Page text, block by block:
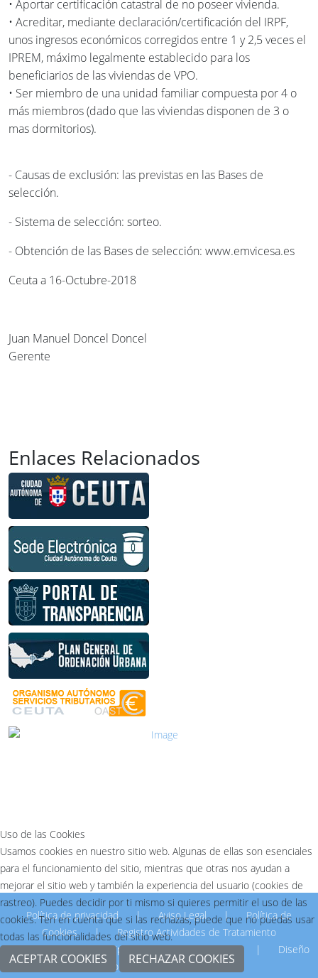
• Aportar certificación catastral de no poseer vivienda.
• Acreditar, mediante declaración/certificación del IRPF,
unos ingresos económicos corregidos entre 1 y 2,5 veces el
IPREM, máximo legalmente establecido para los
beneficiarios de las viviendas de VPO.
• Ser miembro de una unidad familiar compuesta por 4 o
más miembros (dado que las viviendas disponen de 3 o
mas dormitorios).
- Causas de exclusión: las previstas en las Bases de
selección.
- Sistema de selección: sorteo.
- Obtención de las Bases de selección: www.emvicesa.es
Ceuta a 16-Octubre-2018
Juan Manuel Doncel Doncel
Gerente
Enlaces Relacionados
Política de privacidad | Aviso Legal |
Política de
Cookies
|
Registro Actividades de Tratamiento
© 2026 Empresa Municipal de la Vivienda de Ceuta.
|
Diseño
Dpto.Informática EMVICESA.
Uso de las Cookies
Usamos cookies en nuestro sitio web. Algunas de ellas son esenciales
para el funcionamiento del sitio, mientras que otras nos ayudan a
mejorar el sitio web y también la experiencia del usuario (cookies de
rastreo). Puedes decidir por ti mismo si quieres permitir el uso de las
cookies. Ten en cuenta que si las rechazas, puede que no puedas usar
todas las funcionalidades del sitio web.
ACEPTAR COOKIES RECHAZAR COOKIES